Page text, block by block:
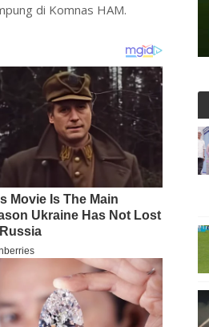
di Komnas HAM.